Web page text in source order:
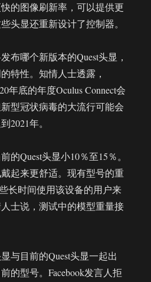
的图像刷新率，可以提供更
头显还重新设计了控制器。
布哪个新版本的Quest头显，
特性。知情人士透露，
年底的年度Oculus Connect会
型冠状病毒的大流行可能会
2021年。
的Quest头显小10％至15％。
起来更舒适。现有型号的重
长时间使用该设备的用户来
士说，测试中的模型重量接
与目前的Quest头显一起出
的型号。Facebook发言人拒